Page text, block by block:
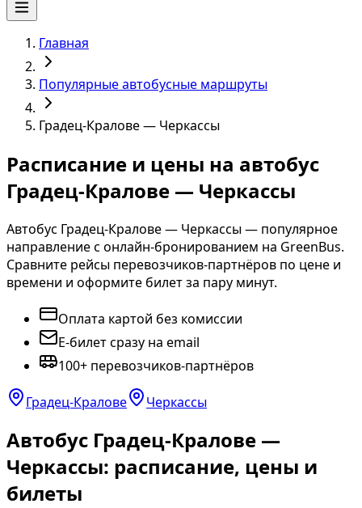
Главная
Популярные автобусные маршруты
Градец-Кралове — Черкассы
Расписание и цены на автобус
Градец-Кралове — Черкассы
Автобус Градец-Кралове — Черкассы — популярное
направление с онлайн-бронированием на GreenBus.
Сравните рейсы перевозчиков-партнёров по цене и
времени и оформите билет за пару минут.
Оплата картой без комиссии
E-билет сразу на email
100+ перевозчиков-партнёров
Градец-Кралове Черкассы
Автобус Градец-Кралове —
Черкассы: расписание, цены и
билеты